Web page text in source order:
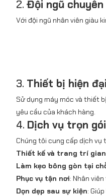
2. Đội ngũ chuyên
Với đội ngũ nhân viên giàu
3. Thiết bị hiện đại
Sử dụng máy móc và thiết
yêu cầu của khách hàng.
4. Dịch vụ trọn gói
Chúng tôi cung cấp dịch vụ
Thiết kế và trang trí
Làm kẹo bông gòn tại
Phục vụ tận nơi: Nhân
Dọn dẹp sau sự kiện: